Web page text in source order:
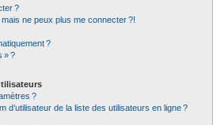
?
ne peux plus me connecter ?!
?
» ?
?
d’utilisateur de la liste des utilisateurs en ligne ?